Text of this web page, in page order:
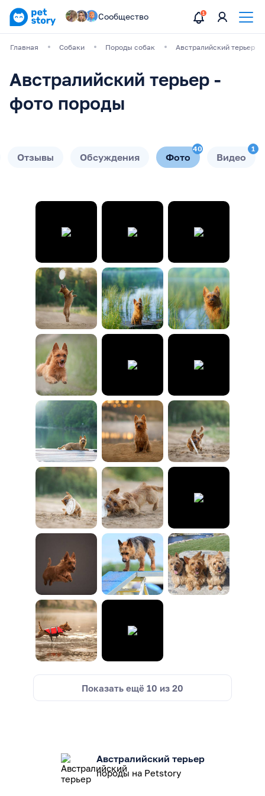
Сообщество
Главная Собаки Породы собак Австралийский терьер
Австралийский терьер -
фото породы
Отзывы Обсуждения Фото
40
Видео
1
Показать ещё 10 из 20
Австралийский терьер
породы на Petstory